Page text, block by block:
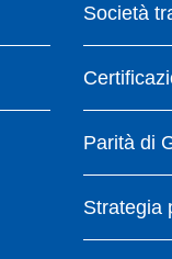
Società
Parità di
Strategia